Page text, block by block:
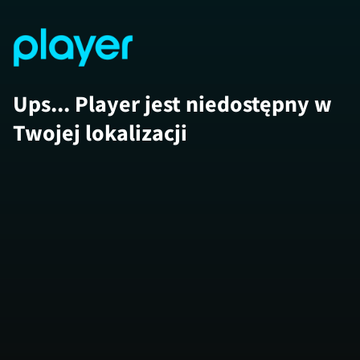
Ups... Player jest niedostępny w
Twojej lokalizacji